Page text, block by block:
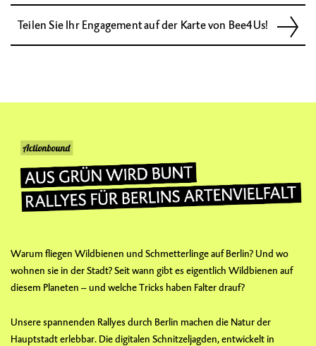
Teilen Sie Ihr Engagement auf der Karte von Bee4Us!
Warum fliegen Wildbienen und Schmetterlinge auf Berlin? Und wo
wohnen sie in der Stadt? Seit wann gibt es eigentlich Wildbienen auf
diesem Planeten – und welche Tricks haben Falter drauf?
Unsere spannenden Rallyes durch Berlin machen die Natur der
Hauptstadt erlebbar. Die digitalen Schnitzeljagden, entwickelt in